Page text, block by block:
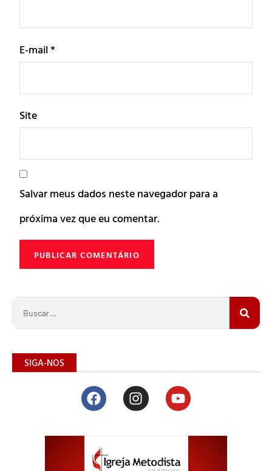
E-mail*
Site
Salvar meus dados neste navegador para a
próxima vez que eu comentar.
SIGA-NOS